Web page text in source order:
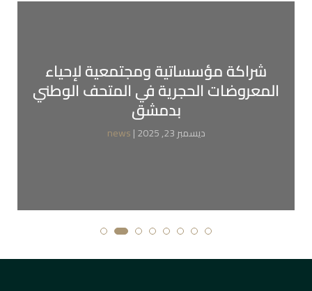
شراكة مؤسساتية ومجتمعية لإحياء
المعروضات الحجرية في المتحف الوطني
بدمشق
news | ديسمبر 23, 2025